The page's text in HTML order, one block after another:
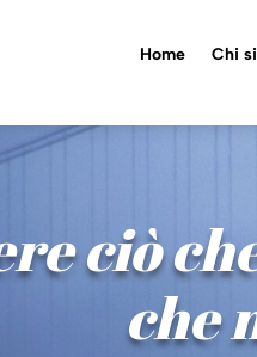
Home Chi
ciò
che